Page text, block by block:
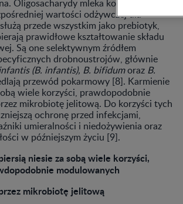
Oligosacharydy mleka kobiecego nie
wartości odżywczej dla
przede wszystkim jako prebiotyk,
prawidłowe kształtowanie składu
Są one selektywnym źródłem
drobnoustrojów, głównie
(B. infantis), B. bifidumoraz B.
przewód pokarmowy [8]. Karmienie
wiele korzyści, prawdopodobnie
mikrobiotę jelitową. Do korzyści tych
ochronę przed infekcjami,
umieralności i niedożywienia oraz
w późniejszym życiu [9].
niesie za sobą wiele korzyści,
modulowanych
mikrobiotę jelitową